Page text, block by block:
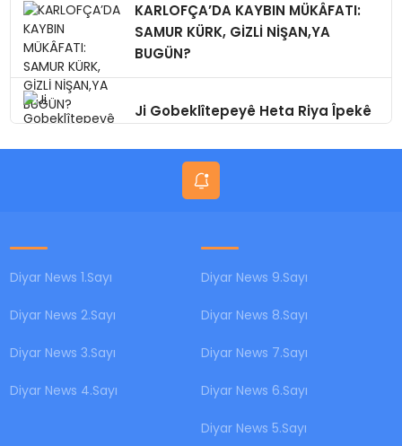
KARLOFÇA’DA KAYBIN MÜKÂFATI:
SAMUR KÜRK, GİZLİ NİŞAN,YA
BUGÜN?
Ji Gobeklîtepeyê Heta Riya Îpekê
Diyar News 1.Sayı
Diyar News 2.Sayı
Diyar News 3.Sayı
Diyar News 4.Sayı
Diyar News 9.Sayı
Diyar News 8.Sayı
Diyar News 7.Sayı
Diyar News 6.Sayı
Diyar News 5.Sayı